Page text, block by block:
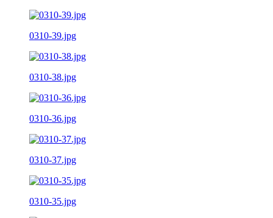
0310-39.jpg
0310-38.jpg
0310-36.jpg
0310-37.jpg
0310-35.jpg